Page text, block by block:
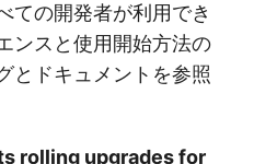
ての開発者が利用でき
ンスと使用開始方法の
とドキュメントを参照
rolling upgrades for